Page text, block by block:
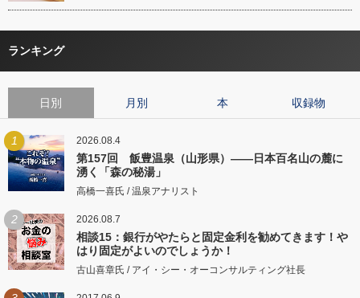
ランキング
日別 月別 本 収録物
1 2026.08.4
第157回 飯豊温泉（山形県）――日本百名山の麓に
湧く「森の秘湯」
高橋一喜氏 / 温泉アナリスト
2 2026.08.7
相談15：銀行がやたらと固定金利を勧めてきます！や
はり固定がよいのでしょうか！
古山喜章氏 / アイ・シー・オーコンサルティング社長